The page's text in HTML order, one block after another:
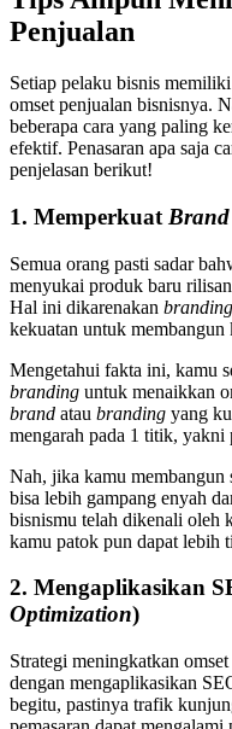
Penjualan
Setiap pelaku bisnis
omset penjualan bisnisnya.
beberapa cara yang paling
efektif. Penasaran apa saja
penjelasan berikut!
1. Memperkuat Brand
Semua orang pasti sadar
menyukai produk baru rilisan
Hal ini dikarenakan branding
kekuatan untuk membangun
Mengetahui fakta ini, kamu
branding untuk menaikkan
brand atau branding yang
mengarah pada 1 titik, yakni
Nah, jika kamu membangun
bisa lebih gampang enyah
bisnismu telah dikenali oleh
kamu patok pun dapat lebih
2. Mengaplikasikan
Optimization)
Strategi meningkatkan
dengan mengaplikasikan
begitu, pastinya trafik